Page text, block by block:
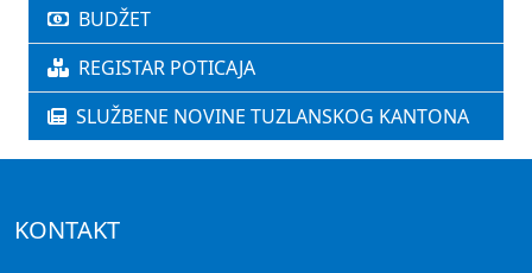
BUDŽET
REGISTAR POTICAJA
SLUŽBENE NOVINE TUZLANSKOG KANTONA
KONTAKT